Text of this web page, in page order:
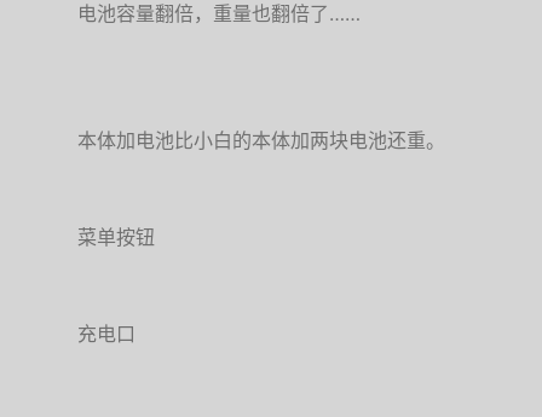
电池容量翻倍，重量也翻倍了……
本体加电池比小白的本体加两块电池还重。
菜单按钮
充电口